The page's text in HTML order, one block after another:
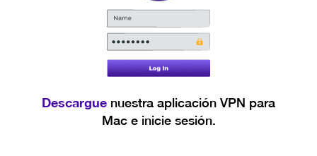
Descargue nuestra aplicación VPN para
Mac e inicie sesión.